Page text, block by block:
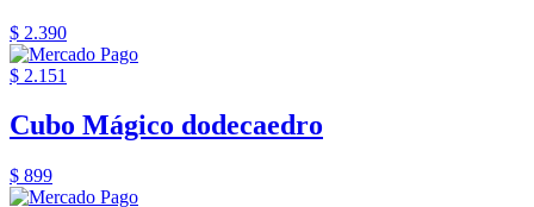
$ 2.390
$ 2.151
Cubo Mágico dodecaedro
$ 899